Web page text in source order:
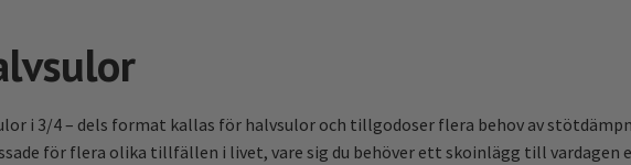
i 3/4 – dels format kallas för halvsulor och tillgodoser flera behov av
för flera olika tillfällen i livet, vare sig du behöver ett skoinlägg till